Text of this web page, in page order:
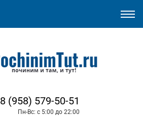
8 (958) 579-50-51
Пн-Вс: с 5:00 до 22:00